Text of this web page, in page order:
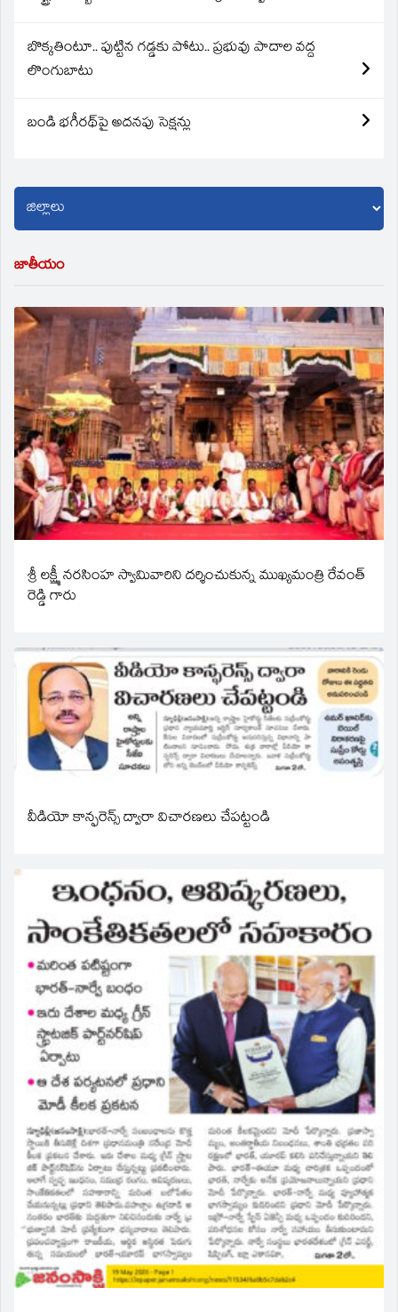
బొక్కతింటూ.. పుట్టిన గడ్డకు పోటు.. ప్రభువు పాదాల వద్ద
లొంగుబాటు
బండి భగీరథ్‌పై అదనపు సెక్షన్లు
జాతీయం
శ్రీ లక్ష్మీ నరసింహ స్వామివారిని దర్శించుకున్న ముఖ్యమంత్రి రేవంత్
రెడ్డి గారు
వీడియో కాన్ఫరెన్స్ ద్వారా విచారణలు చేపట్టండి